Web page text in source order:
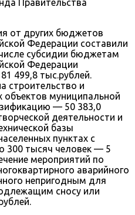
Правительства
от других бюджетов
Федерации составили
субсидии бюджетам
Федерации
499,8 тыс.рублей.
строительство и
объектов муниципальной
— 50 383,0
деятельности и
базы
пунктах с
300 тысяч человек — 5
мероприятий по
аварийного
непригодным для
сносу или